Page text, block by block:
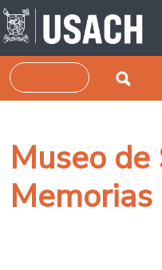
Pasar al contenido principal
Buscar
Museo
Memorias